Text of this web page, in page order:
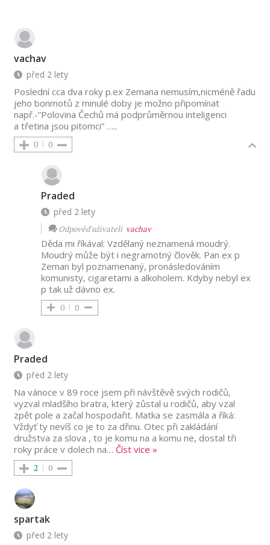
vachav
před 2 lety
Poslední cca dva roky p.ex Zemana nemusím,nicméně řadu
jeho bonmotů z minulé doby je možno připomínat
např.-“Polovina Čechů má podprůměrnou inteligenci
a třetina jsou pitomci” …..
0 0
Praded
před 2 lety
Odpověď uživateli vachav
Děda mi říkával: Vzdělaný neznamená moudrý.
Moudrý může být i negramotný člověk. Pan ex p
Zeman byl poznamenaný, pronásledováním
komunisty, cigaretami a alkoholem. Kdyby nebyl ex
p tak už dávno ex.
0 0
Praded
před 2 lety
Na vánoce v 89 roce jsem při návštěvě svých rodičů,
vyzval mladšího bratra, který zůstal u rodičů, aby vzal
zpět pole a začal hospodařit. Matka se zasmála a říká:
Vždyť ty nevíš co je to za dřinu. Otec při zakládání
družstva za slova , to je komu na a komu ne, dostal tři
roky práce v dolech na… Číst vice »
2 0
spartak
před 2 lety